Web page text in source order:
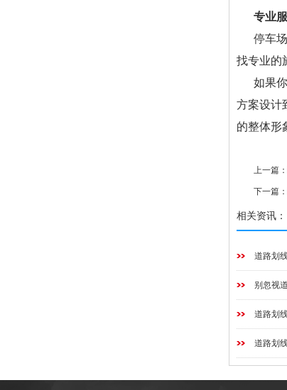
专业
停车
找专业的
如果
方案设计
的整体形
上一篇
下一篇
相关资讯：
道路划
别忽视
道路划
道路划